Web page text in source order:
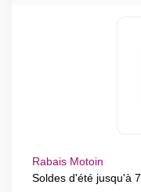
Rabais Motoin
Soldes d'été jusqu'à